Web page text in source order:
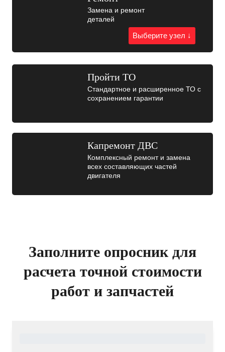
Замена и ремонт
деталей
Выберите узел ↓
Пройти ТО
Стандартное и расширенное ТО с
сохранением гарантии
Капремонт ДВС
Комплексный ремонт и замена
всех составляющих частей
двигателя
Заполните опросник для
расчета точной стоимости
работ и запчастей